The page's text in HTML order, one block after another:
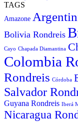
TAGS
Amazone
Bolivia Rondreis
Cayo Chapada Diamantina
Colombia
Rondreis Córdoba
Salvador
Guyana Rondreis Iberá
Nicaragua